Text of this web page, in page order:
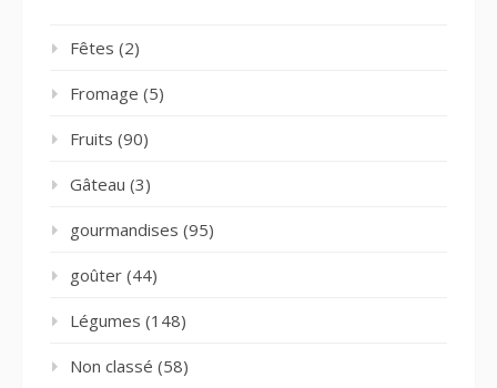
Fêtes (2)
Fromage (5)
Fruits (90)
Gâteau (3)
gourmandises (95)
goûter (44)
Légumes (148)
Non classé (58)